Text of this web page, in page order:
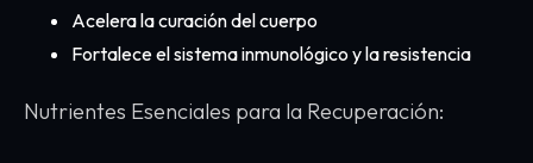
Acelera la curación del cuerpo
Fortalece el sistema inmunológico y la resistencia
Nutrientes Esenciales para la Recuperación: